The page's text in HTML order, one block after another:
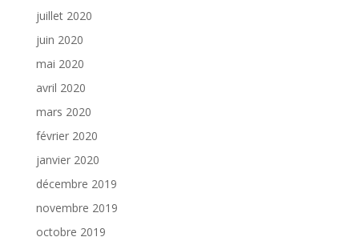
juillet 2020
juin 2020
mai 2020
avril 2020
mars 2020
février 2020
janvier 2020
décembre 2019
novembre 2019
octobre 2019